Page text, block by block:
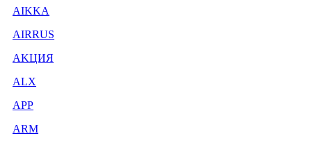
AIKKA
AIRRUS
AKЦИЯ
ALX
APP
ARM